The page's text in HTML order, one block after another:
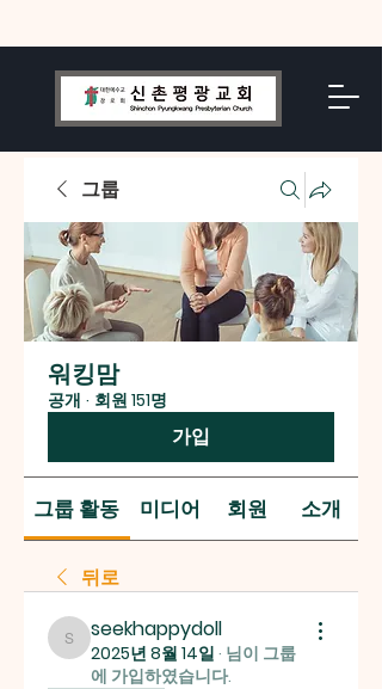
그룹
워킹맘
공개 · 회원 151명
가입
그룹 활동 미디어 회원 소개
뒤로
seekhappydoll
seekhappydoll
2025년 8월 14일 · 님이 그룹
에 가입하였습니다.